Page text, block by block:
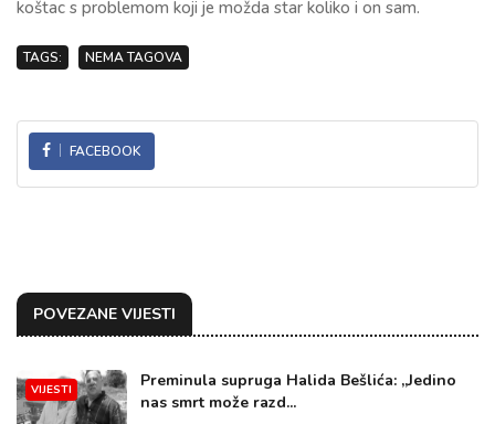
koštac s problemom koji je možda star koliko i on sam.
TAGS: NEMA TAGOVA
FACEBOOK
POVEZANE VIJESTI
VIJESTI
Preminula supruga Halida Bešlića: „Jedino
nas smrt može razd...